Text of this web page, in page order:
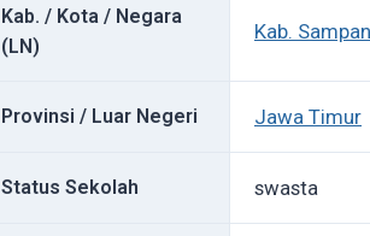
Kab. / Kota / Negara
(LN)
Kab.
Provinsi / Luar Negeri Jawa Timur
Status Sekolah swasta